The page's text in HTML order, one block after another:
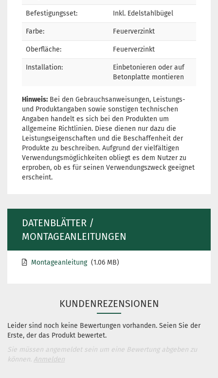
Befestigungsset: Inkl. Edelstahlbügel
Farbe: Feuerverzinkt
Oberfläche: Feuerverzinkt
Installation:
Einbetonieren oder auf
Betonplatte montieren
Hinweis: Bei den Gebrauchsanweisungen, Leistungs-
und Produktangaben sowie sonstigen technischen
Angaben handelt es sich bei den Produkten um
allgemeine Richtlinien. Diese dienen nur dazu die
Leistungseigenschaften und die Beschaffenheit der
Produkte zu beschreiben. Aufgrund der vielfältigen
Verwendungsmöglichkeiten obliegt es dem Nutzer zu
erproben, ob es für seinen Verwendungszweck geeignet
erscheint.
DATENBLÄTTER /
MONTAGEANLEITUNGEN
Montageanleitung(1.06 MB)
KUNDENREZENSIONEN
Leider sind noch keine Bewertungen vorhanden. Seien Sie der
Erste, der das Produkt bewertet.
Sie müssen angemeldet sein um eine Bewertung abgeben zu
können. Anmelden